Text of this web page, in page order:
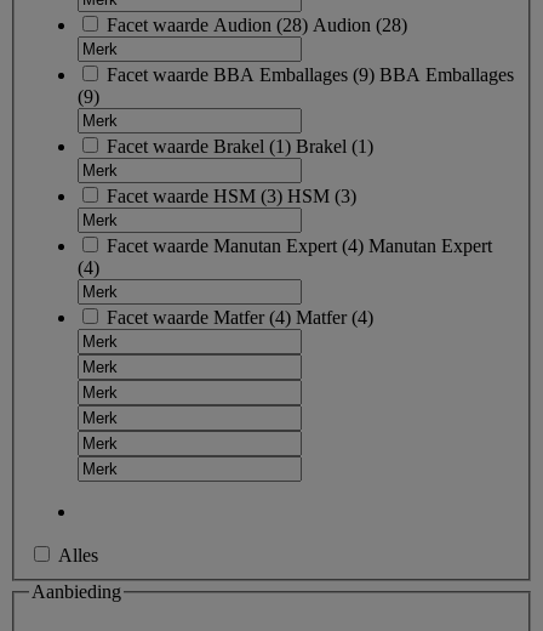
Facet waarde Audion (28) Audion (28)
Facet waarde BBA Emballages (9) BBA Emballages
(9)
Facet waarde Brakel (1) Brakel (1)
Facet waarde HSM (3) HSM (3)
Facet waarde Manutan Expert (4) Manutan Expert
(4)
Facet waarde Matfer(4) Matfer(4)
Alles
Aanbieding